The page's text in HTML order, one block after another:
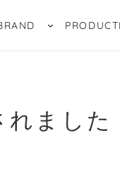
ました